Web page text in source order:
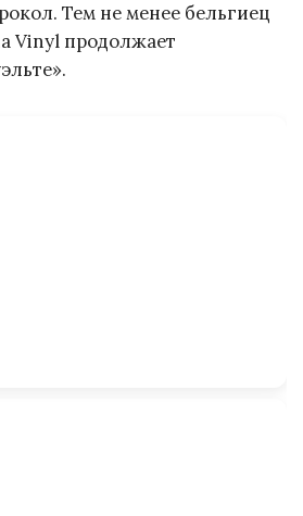
Тем не менее бельгиец
Vinyl продолжает